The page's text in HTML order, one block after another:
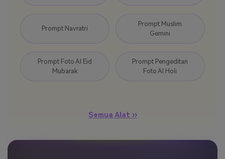
Prompt Navratri
Prompt Muslim
Gemini
Prompt Foto AI Eid
Mubarak
Prompt Pengeditan
Foto AI Holi
Semua Alat ››